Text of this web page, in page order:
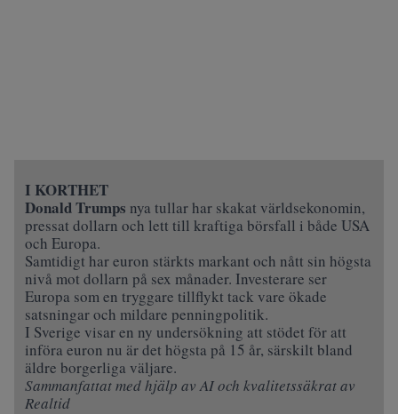
I KORTHET
Donald Trumps nya tullar har skakat världsekonomin,
pressat dollarn och lett till kraftiga börsfall i både USA
och Europa.
Samtidigt har euron stärkts markant och nått sin högsta
nivå mot dollarn på sex månader. Investerare ser
Europa som en tryggare tillflykt tack vare ökade
satsningar och mildare penningpolitik.
I Sverige visar en ny undersökning att stödet för att
införa euron nu är det högsta på 15 år, särskilt bland
äldre borgerliga väljare.
Sammanfattat med hjälp av AI och kvalitetssäkrat av
Realtid